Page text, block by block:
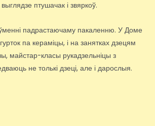
птушачак і звяркоў.
падрастаючаму пакаленню. У Доме
па кераміцы, і на занятках дзецям
майстар-класы рукадзельніцы з
не толькі дзеці, але і дарослыя.